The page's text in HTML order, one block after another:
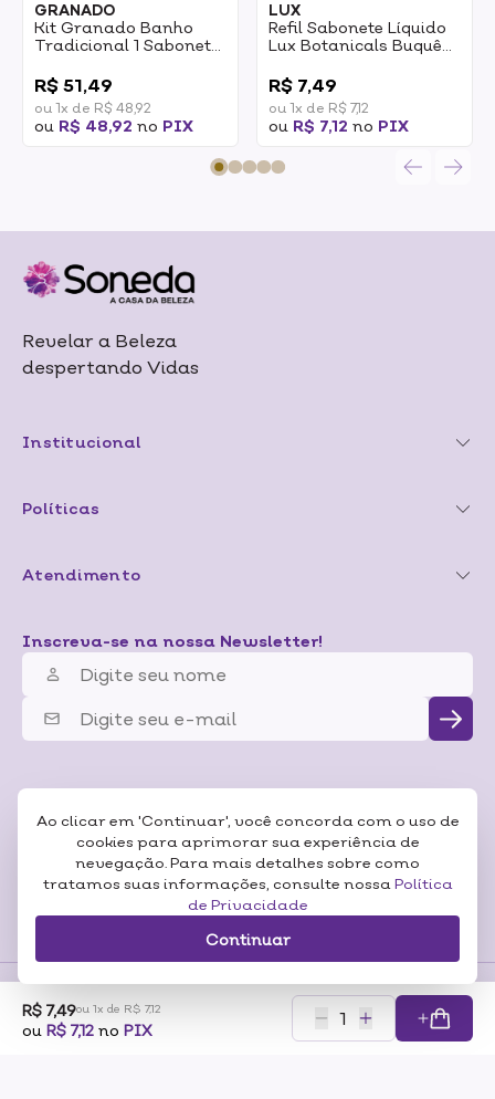
Ao clicar em 'Continuar', você concorda com o uso de
cookies para aprimorar sua experiência de
nevegação. Para mais detalhes sobre como
tratamos suas informações, consulte nossa Política
de Privacidade
Continuar
R$ 7,49ou 1x de R$ 7,12
ou R$ 7,12 no PIX
GRANADO
Kit Granado Banho
Tradicional 1 Sabonete
De Sabonete Líquido
250ml 1un
R$ 51,49
ou 1x de R$ 48,92
ou R$ 48,92 no PIX
LUX
Refil Sabonete Líquido
Lux Botanicals Buquê
R$ 7,49
ou 1x de R$ 7,12
ou R$ 7,12 no PIX
Revelar a Beleza
despertando Vidas
Institucional
Políticas
Atendimento
Inscreva-se na nossa Newsletter!
Certificados